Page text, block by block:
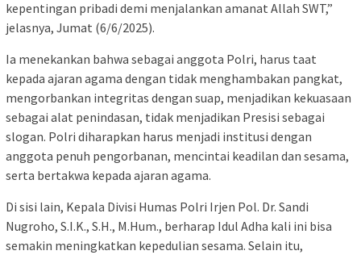
kepentingan pribadi demi menjalankan amanat Allah SWT,”
jelasnya, Jumat (6/6/2025).
Ia menekankan bahwa sebagai anggota Polri, harus taat
kepada ajaran agama dengan tidak menghambakan pangkat,
mengorbankan integritas dengan suap, menjadikan kekuasaan
sebagai alat penindasan, tidak menjadikan Presisi sebagai
slogan. Polri diharapkan harus menjadi institusi dengan
anggota penuh pengorbanan, mencintai keadilan dan sesama,
serta bertakwa kepada ajaran agama.
Di sisi lain, Kepala Divisi Humas Polri Irjen Pol. Dr. Sandi
Nugroho, S.I.K., S.H., M.Hum., berharap Idul Adha kali ini bisa
semakin meningkatkan kepedulian sesama. Selain itu,